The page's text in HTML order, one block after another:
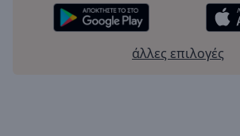
άλλες επιλογές